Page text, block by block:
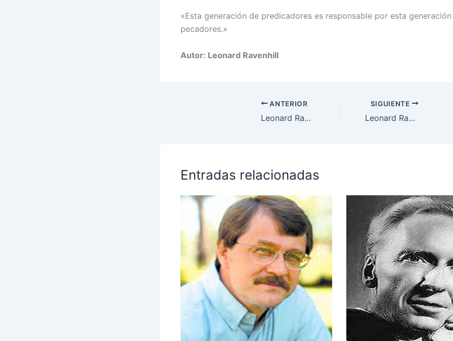
«Esta generación de predicadores es responsable por esta
pecadores.»
Autor: Leonard Ravenhill
ANTERIOR
Leonard Ravenhill
SIGUIENTE
Leonard Ravenhill
Entradas relacionadas